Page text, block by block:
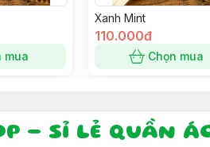
mua
Xanh Mint
110.000đ
Chọn mua
- SỈ LẺ QUẦN